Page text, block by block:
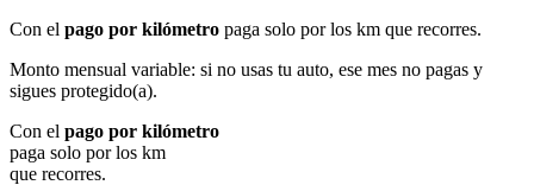
Con el pago por kilómetro paga solo por los km que recorres.
Monto mensual variable: si no usas tu auto, ese mes no pagas y
sigues protegido(a).
Con el pago por kilómetro
paga solo por los km
que recorres.